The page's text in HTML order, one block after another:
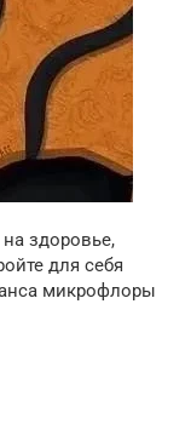
здоровье,
для себя
микрофлоры